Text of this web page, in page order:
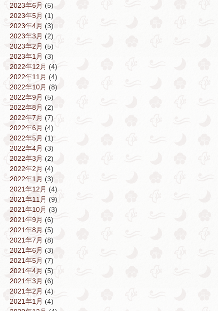
2023年6月 (5)
2023年5月 (1)
2023年4月 (3)
2023年3月 (2)
2023年2月 (5)
2023年1月 (3)
2022年12月 (4)
2022年11月 (4)
2022年10月 (8)
2022年9月 (5)
2022年8月 (2)
2022年7月 (7)
2022年6月 (4)
2022年5月 (1)
2022年4月 (3)
2022年3月 (2)
2022年2月 (4)
2022年1月 (3)
2021年12月 (4)
2021年11月 (9)
2021年10月 (3)
2021年9月 (6)
2021年8月 (5)
2021年7月 (8)
2021年6月 (3)
2021年5月 (7)
2021年4月 (5)
2021年3月 (6)
2021年2月 (4)
2021年1月 (4)